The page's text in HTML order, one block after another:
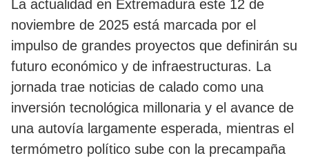
La actualidad en Extremadura este 12 de
noviembre de 2025 está marcada por el
impulso de grandes proyectos que definirán su
futuro económico y de infraestructuras. La
jornada trae noticias de calado como una
inversión tecnológica millonaria y el avance de
una autovía largamente esperada, mientras el
termómetro político sube con la precampaña